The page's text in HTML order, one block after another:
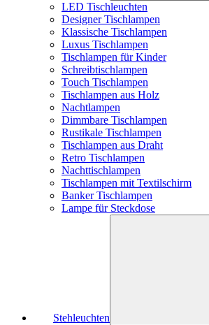
LED Tischleuchten
Designer Tischlampen
Klassische Tischlampen
Luxus Tischlampen
Tischlampen für Kinder
Schreibtischlampen
Touch Tischlampen
Tischlampen aus Holz
Nachtlampen
Dimmbare Tischlampen
Rustikale Tischlampen
Tischlampen aus Draht
Retro Tischlampen
Nachttischlampen
Tischlampen mit Textilschirm
Banker Tischlampen
Lampe für Steckdose
Stehleuchten